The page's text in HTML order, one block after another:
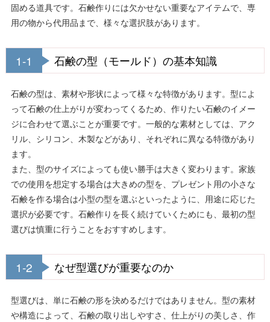
固める道具です。石鹸作りには欠かせない重要なアイテムで、専
用の物から代用品まで、様々な選択肢があります。
1-1 石鹸の型（モールド）の基本知識
石鹸の型は、素材や形状によって様々な特徴があります。型によ
って石鹸の仕上がりが変わってくるため、作りたい石鹸のイメー
ジに合わせて選ぶことが重要です。一般的な素材としては、アク
リル、シリコン、木製などがあり、それぞれに異なる特徴があり
ます。
また、型のサイズによっても使い勝手は大きく変わります。家族
での使用を想定する場合は大きめの型を、プレゼント用の小さな
石鹸を作る場合は小型の型を選ぶといったように、用途に応じた
選択が必要です。石鹸作りを長く続けていくためにも、最初の型
選びは慎重に行うことをおすすめします。
1-2 なぜ型選びが重要なのか
型選びは、単に石鹸の形を決めるだけではありません。型の素材
や構造によって、石鹸の取り出しやすさ、仕上がりの美しさ、作